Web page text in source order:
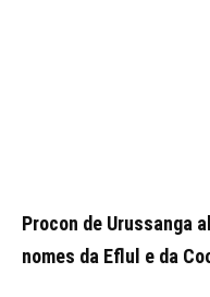
Procon de Urussanga
nomes da Eflul e da